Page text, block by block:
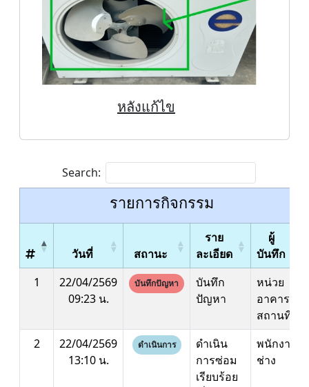
หลังแก้ไข
Search:
รายการกิจกรรม
วันที่ สถานะ
ราย
ละเอียด
ผู้
บันทึก
1
22/04/2569
09:23 น.
บันทึกปัญหา
บันทึก
ปัญหา
หน่วย
อาคาร
สถานที่
2
22/04/2569
13:10 น.
ดำเนินการ
ดำเนิน
การซ่อม
เรียบร้อย
พนักงาน
ช่าง